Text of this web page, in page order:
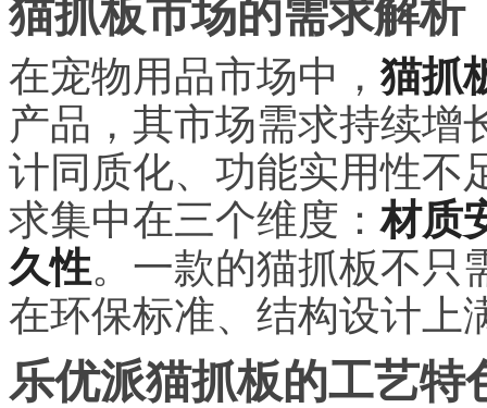
猫抓板市场的需求解析
在宠物用品市场中，猫抓
产品，其市场需求持续增
计同质化、功能实用性不
求集中在三个维度：材质
久性。一款的猫抓板不只
在环保标准、结构设计上
乐优派猫抓板的工艺特